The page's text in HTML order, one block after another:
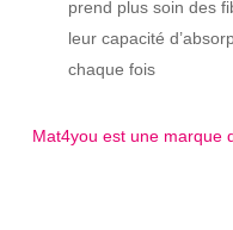
prend plus soin des
leur capacité
chaque fois
Mat4you est une marque